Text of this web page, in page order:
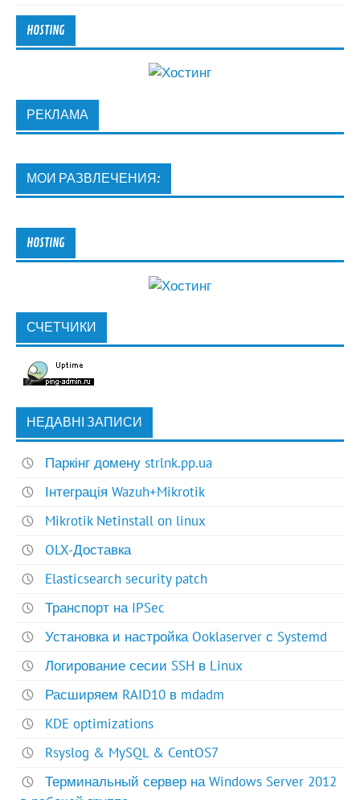
HOSTING
РЕКЛАМА
МОИ РАЗВЛЕЧЕНИЯ:
HOSTING
СЧЕТЧИКИ
НЕДАВНІ ЗАПИСИ
Паркінг домену strlnk.pp.ua
Інтеграція Wazuh+Mikrotik
Mikrotik Netinstall on linux
OLX-Доставка
Elasticsearch security patch
Транспорт на IPSec
Установка и настройка Ooklaserver с Systemd
Логирование сесии SSH в Linux
Расширяем RAID10 в mdadm
KDE optimizations
Rsyslog & MySQL & CentOS7
Терминальный сервер на Windows Server 2012